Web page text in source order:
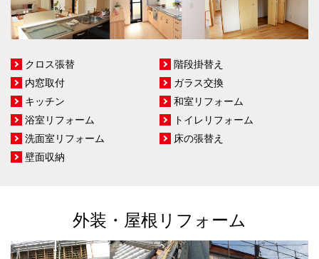
クロス張替
階段掛替え
内窓取付
ガラス交換
キッチン
和室リフォーム
浴室リフォーム
トイレリフォーム
洗面室リフォーム
床の張替え
壁面収納
外装・屋根リフォーム